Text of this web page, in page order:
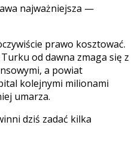
najważniejsza —
prawo kosztować.
od dawna zmaga się z
a powiat
kolejnymi milionami
umarza.
dziś zadać kilka